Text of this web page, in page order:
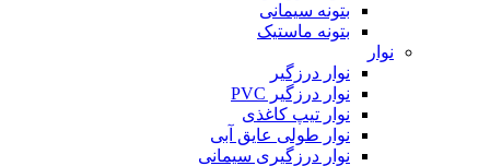
بتونه سیمانی
بتونه ماستیک
نوار
نوار درزگیر
نوار درزگیر PVC
نوار تیپ کاغذی
نوار طولی عايق آبی
نوار درزگیری سیمانی